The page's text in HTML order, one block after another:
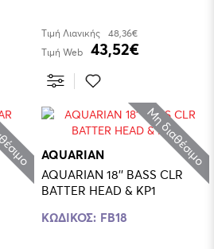
Τιμή Λιανικής
48,36€
Τιμή Web
43,52€
Μη διαθέσιμο
AQUARIAN
AQUARIAN 18'' BASS CLR
BATTER HEAD & KP1
ΚΩΔΙΚΟΣ: FB18